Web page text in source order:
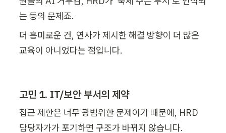
는 등의 문제죠.
더 흥미로운 건, 연사가 제시한 해결 방향이 더 많은
교육이 아니었다는 점입니다.
고민 1. IT/보안 부서의 제약
접근 제한은 너무 광범위한 문제이기 때문에, HRD
담당자가가 포기하면 구조가 바뀌지 않습니다.